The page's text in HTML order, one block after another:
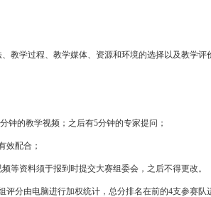
学过程、教学媒体、资源和环境的选择以及教学评
的教学视频；之后有5分钟的专家提问；
配合；
资料须于报到时提交大赛组委会，之后不得更改。
由电脑进行加权统计，总分排名在前的4支参赛队